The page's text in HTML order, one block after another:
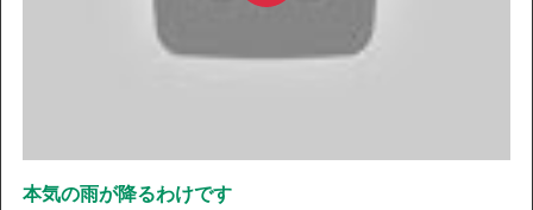
本気の雨が降るわけです